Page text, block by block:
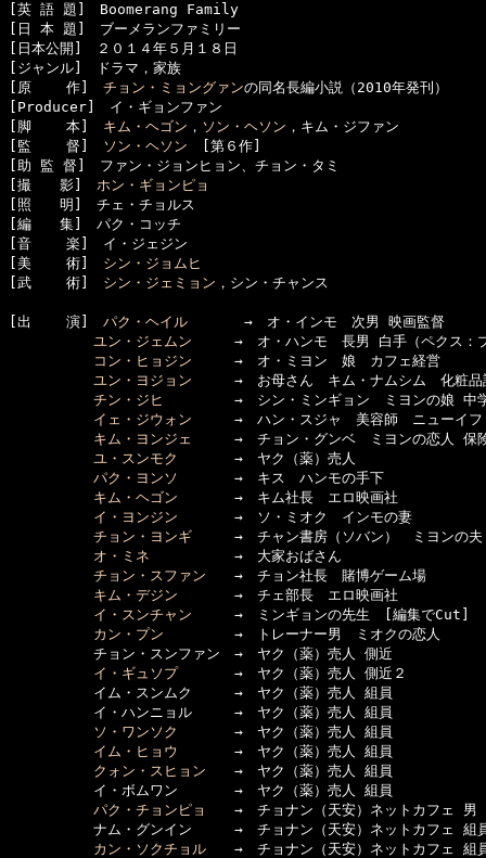
[英 語 題]　Boomerang Family
[日 本 題]　ブーメランファミリー
[日本公開]　２０１４年５月１８日
[ジャンル]　ドラマ，家族
[原    作] チョン・ミョングァンの同名長編小説（2010年発刊）
[Producer]　イ・ギョンファン
[脚    本] キム・ヘゴン ， ソン・ヘソン ，キム・ジファン
[監    督]
ソン・ヘソン [第６作]
[助 監 督]　ファン・ジョンヒョン、チョン・タミ
[撮　　影] ホン・ギョンピョ
[照　　明]　チェ・チョルス
[編　　集]　パク・コッチ
[音    楽]　イ・ジェジン
[美    術] シン・ジョムヒ
[武    術] シン・ジェミョン ，シン・チャンス
[出    演] パク・ヘイル →　オ・インモ　次男 映画監督
ユン・ジェムン →　オ・ハンモ　長男 白手（ペクス：プ
コン・ヒョジン →　オ・ミヨン　娘　カフェ経営
ユン・ヨジョン →　お母さん　キム・ナムシム　化粧品
チン・ジヒ
→　シン・ミンギョン　ミヨンの娘 中
イェ・ジウォン →　ハン・スジャ　美容師　ニューイフ
キム・ヨンジェ →　チョン・グンベ　ミヨンの恋人 保
ユ・スンモク
→　ヤク（薬）売人
パク・ヨンソ
→　キス　ハンモの手下
キム・ヘゴン →　キム社長　エロ映画社
イ・ヨンジン →　ソ・ミオク　インモの妻
チョン・ヨンギ →　チャン書房（ソバン）　ミヨンの夫
オ・ミネ →　大家おばさん
チョン・スファン →　チョン社長　賭博ゲーム場
キム・デジン →　チェ部長　エロ映画社
イ・スンチャン →　ミンギョンの先生　[編集でCut]
カン・プン →　トレーナー男　ミオクの恋人
チョン・スンファン　→　ヤク（薬）売人 側近
イ・ギュソプ →　ヤク（薬）売人 側近２
イム・スンムク　　　→　ヤク（薬）売人 組員
イ・ハンニョル　　　→　ヤク（薬）売人 組員
ソ・ワンソク
→　ヤク（薬）売人 組員
イム・ヒョウ
→　ヤク（薬）売人 組員
クォン・スヒョン →　ヤク（薬）売人 組員
イ・ボムワン　　　　→　ヤク（薬）売人 組員
パク・チョンピョ
→　チョナン（天安）ネットカフェ 男
ナム・グンイン　　　→　チョナン（天安）ネットカフェ 組
カン・ソクチョル →　チョナン（天安）ネットカフェ 組